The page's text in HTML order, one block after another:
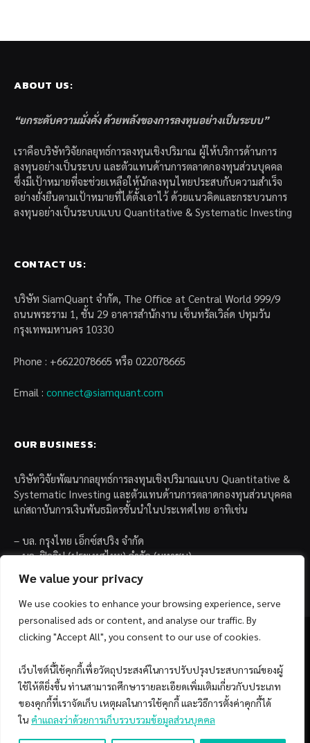
We value your privacy
We use cookies to enhance your browsing experience, serve
personalised ads or content, and analyse our traffic. By
clicking "Accept All", you consent to our use of cookies.
เว็บไซต์นี้ใช้คุกกี้เพื่อวัตถุประสงค์ในการปรับปรุงประสบการณ์ของผู้
ใช้ให้ดียิ่งขึ้น ท่านสามารถศึกษารายละเอียดเพิ่มเติมเกี่ยวกับประเภท
ของคุกกี้ที่เราจัดเก็บ เหตุผลในการใช้คุกกี้ และวิธีการตั้งค่าคุกกี้ได้
ใน คำแถลงว่าด้วยการเก็บรวบรวมข้อมูลส่วนบุคคล
ABOUT US:
“ยกระดับความมั่งคั่ง ด้วยพลังของการลงทุนอย่างเป็นระบบ”
เราคือบริษัทวิจัยกลยุทธ์การลงทุนเชิงปริมาณ ผู้ให้บริการด้านการ
ลงทุนอย่างเป็นระบบ และตัวแทนด้านการตลาดกองทุนส่วนบุคคล
ซึ่งมีเป้าหมายที่จะช่วยเหลือให้นักลงทุนไทยประสบกับความสำเร็จ
อย่างยั่งยืนตามเป้าหมายที่ได้ตั้งเอาไว้ ด้วยแนวคิดและกระบวนการ
ลงทุนอย่างเป็นระบบแบบ Quantitative & Systematic Investing
CONTACT US:
บริษัท SiamQuant จำกัด, The Office at Central World 999/9
ถนนพระราม 1, ชั้น 29 อาคารสำนักงาน เซ็นทรัลเวิล์ด ปทุมวัน
กรุงเทพมหานคร 10330
Phone : +6622078665 หรือ 022078665
Email : connect@siamquant.com
OUR BUSINESS:
บริษัทวิจัยพัฒนากลยุทธ์การลงทุนเชิงปริมาณแบบ Quantitative &
Systematic Investing และตัวแทนด้านการตลาดกองทุนส่วนบุคคล
แก่สถาบันการเงินพันธมิตรชั้นนำในประเทศไทย อาทิเช่น
– บล. กรุงไทย เอ็กซ์สปริง จำกัด
– บล. ฟิลลิป (ประเทศไทย) จำกัด (มหาชน)
FacebookYouTube
© 2026 Copyright by SiamQuant.